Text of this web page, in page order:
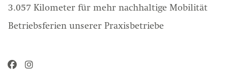
3.057 Kilometer für mehr nachhaltige Mobilität
Betriebsferien unserer Praxisbetriebe